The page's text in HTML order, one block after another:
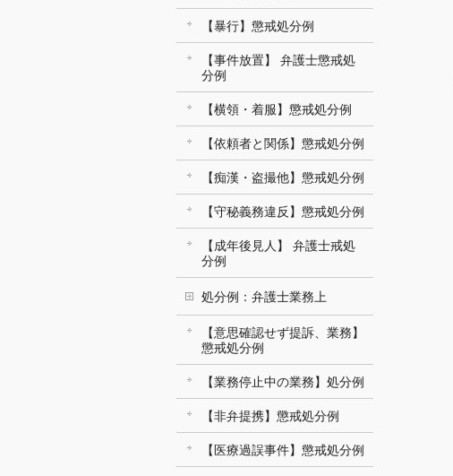
【暴行】懲戒処分例
【事件放置】 弁護士懲戒処
分例
【横領・着服】懲戒処分例
【依頼者と関係】懲戒処分例
【痴漢・盗撮他】懲戒処分例
【守秘義務違反】懲戒処分例
【成年後見人】 弁護士戒処
分例
処分例：弁護士業務上
【意思確認せず提訴、業務】
懲戒処分例
【業務停止中の業務】処分例
【非弁提携】懲戒処分例
【医療過誤事件】懲戒処分例